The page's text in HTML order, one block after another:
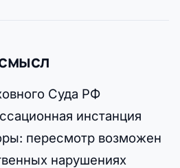
Суда РФ
инстанция
пересмотр возможен
нарушениях